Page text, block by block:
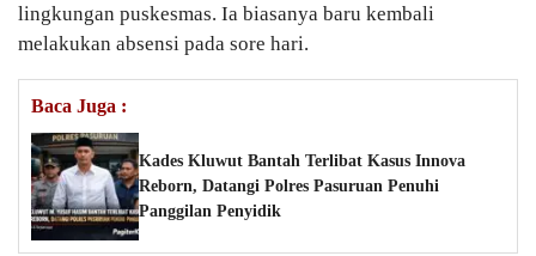
lingkungan puskesmas. Ia biasanya baru kembali
melakukan absensi pada sore hari.
Baca Juga :
Kades Kluwut Bantah Terlibat Kasus Innova
Reborn, Datangi Polres Pasuruan Penuhi
Panggilan Penyidik